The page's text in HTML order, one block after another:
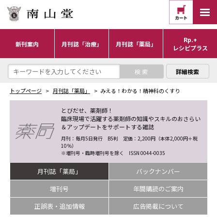
新刊案内 月刊誌「治療」 月刊誌「薬局」
Rp.+
レシピプラス
詳細検索
トップページ 月刊誌「薬局」 みえる！わかる！精神科のくすり
とびだせ、薬剤師！
臨床現場で活躍する薬剤師の知識やスキルのおさらい
＆アップデートをサポートする雑誌
月刊：毎月5日発行 B5判 定価：2,200円（本体2,000円＋税
10％）
※増刊号・臨時増刊号を除く ISSN 0044-0035
月刊誌「薬局」
バックナンバー
増刊号
年間購読のご案内
正誤表・追加情報
広告掲載について